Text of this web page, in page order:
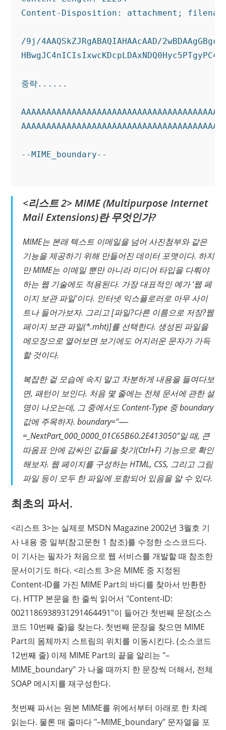
Content-Disposition: attachment;
/9j/4AAQSkZJRgABAQIAHAAcAAD/
중략......
--MIME_boundary--
<리스트 2> MIME (Multipurpose Internet
Mail Extensions)란 무엇인가?
MIME는 본래 텍스트 이메일을 넘어 사진첨부와 같은
기능을 제공하기 위해 만들어진 데이터 포맷이다. 하지
만 MIME는 이메일 뿐만 아니라 미디어 타입을 다뤄야
하는 웹 기술에도 적용된다. 가장 대표적인 예가 ‘웹 페
이지 보관 파일’이다. 인터넷 익스플로러로 아무 사이
트나 들어가보자. 그리고 [파일?다른 이름으로 저장?웹
페이지 보관 파일(*.mht)]를 선택한다. 생성된 파일을
메모장으로 열어보면 보기에도 어지러운 문자가 가득
할 것이다.
복잡한 겉 모습에 속지 말고 차분하게 내용을 들여다보
면, 패턴이 보인다. 처음 몇 줄에는 전체 문서에 관한 설
명이 나오는데, 그 중에서도 Content-Type 중 boundary
값에 주목하자. boundary="—-
=_NextPart_000_0000_01C65B60.2E413050"일 때, 큰
따옴표 안에 감싸인 값들을 찾기(Ctrl+F) 기능으로 확인
해보자. 웹 페이지를 구성하는 HTML, CSS, 그리고 그림
파일 등이 모두 한 파일에 포함되어 있음을 알 수 있다.
최초의 파서.
<리스트 3>는 실제로 MSDN Magazine 2002년 3월호 기
사 내용 중 일부(참고문헌 1 참조)를 수정한 소스코드다.
이 기사는 필자가 처음으로 웹 서비스를 개발할 때 참조한
문서이기도 하다. <리스트 3>은 MIME 중 지정된
Content-ID를 가진 MIME Part의 바디를 찾아서 반환한
다. HTTP 본문을 한 줄씩 읽어서 "Content-ID:
0021186938931291464491"이 들어간 첫번째 문장(소스
코드 10번째 줄)을 찾는다. 첫번째 문장을 찾으면 MIME
Part의 몸체까지 스트림의 위치를 이동시킨다. (소스코드
12번째 줄) 이제 MIME Part의 끝을 알리는 "–
MIME_boundary" 가 나올 때까지 한 문장씩 더해서, 전체
SOAP 메시지를 재구성한다.
첫번째 파서는 원본 MIME를 위에서부터 아래로 한 차례
읽는다. 물론 매 줄마다 "–MIME_boundary" 문자열을 포